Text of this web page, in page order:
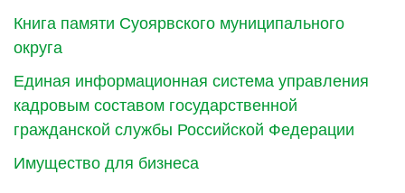
Книга памяти Суоярвского муниципального
округа
Единая информационная система управления
кадровым составом государственной
гражданской службы Российской Федерации
Имущество для бизнеса